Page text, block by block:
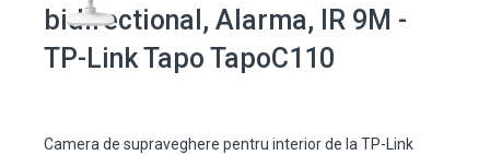
bidirectional, Alarma, IR 9M -
TP-Link Tapo TapoC110
Camera de supraveghere pentru interior de la TP-Link